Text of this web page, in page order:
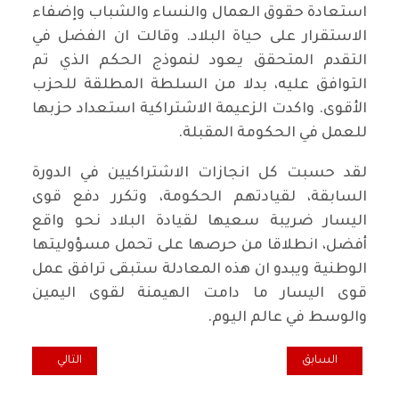
استعادة حقوق العمال والنساء والشباب وإضفاء
الاستقرار على حياة البلاد. وقالت ان الفضل في
التقدم المتحقق يعود لنموذج الحكم الذي تم
التوافق عليه، بدلا من السلطة المطلقة للحزب
الأقوى. واكدت الزعيمة الاشتراكية استعداد حزبها
للعمل في الحكومة المقبلة.
لقد حسبت كل انجازات الاشتراكيين في الدورة
السابقة، لقيادتهم الحكومة، وتكرر دفع قوى
اليسار ضريبة سعيها لقيادة البلاد نحو واقع
أفضل، انطلاقا من حرصها على تحمل مسؤوليتها
الوطنية ويبدو ان هذه المعادلة ستبقى ترافق عمل
قوى اليسار ما دامت الهيمنة لقوى اليمين
والوسط في عالم اليوم.
المقال السابق: بيان ائتلاف الأحزاب القومية واليسارية في الاردن
السابق المقال التالي:
التالي